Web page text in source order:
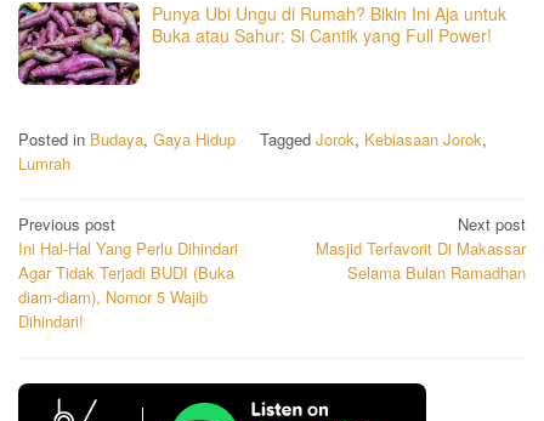
​Punya Ubi Ungu di Rumah? Bikin Ini Aja untuk
Buka atau Sahur: Si Cantik yang Full Power!
Posted in Budaya, Gaya Hidup Tagged Jorok, Kebiasaan Jorok,
Lumrah
Post
navigation
Previous post
Ini Hal-Hal Yang Perlu Dihindari
Agar Tidak Terjadi BUDI (Buka
diam-diam), Nomor 5 Wajib
Dihindari!
Next post
Masjid Terfavorit Di Makassar
Selama Bulan Ramadhan